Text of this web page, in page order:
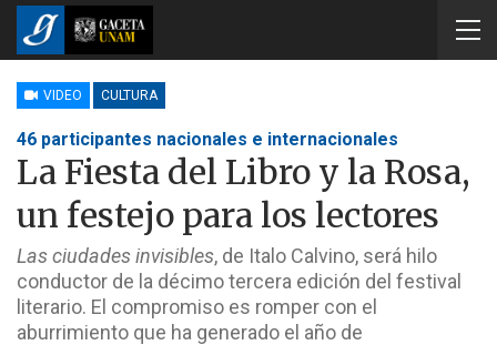
VIDEO CULTURA
46 participantes nacionales e internacionales
La Fiesta del Libro y la Rosa,
un festejo para los lectores
Las ciudades invisibles, de Italo Calvino, será hilo
conductor de la décimo tercera edición del festival
literario. El compromiso es romper con el
aburrimiento que ha generado el año de